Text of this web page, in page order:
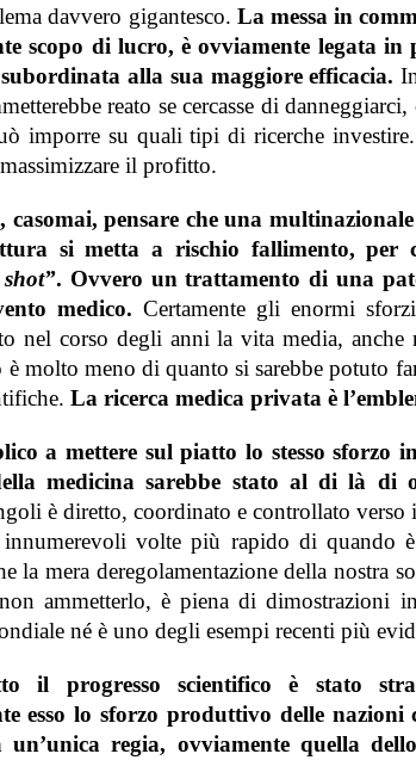
davvero gigantesco. La messa in
scopo di lucro, è ovviamente legata
alla sua maggiore efficacia.
reato se cercasse di
imporre su quali tipi di ricerche investire.
il profitto.
casomai, pensare che una
si metta a rischio fallimento, per
. Ovvero un trattamento di una
medico. Certamente gli enormi
nel corso degli anni la vita media, anche
molto meno di quanto si sarebbe potuto
La ricerca medica privata è
a mettere sul piatto lo stesso sforzo
medicina sarebbe stato al di là di
è diretto, coordinato e controllato verso
innumerevoli volte più rapido di quando
la mera deregolamentazione della nostra
ammetterlo, è piena di dimostrazioni
né è uno degli esempi recenti più
il progresso scientifico è stato
esso lo sforzo produttivo delle
regia, ovviamente quella